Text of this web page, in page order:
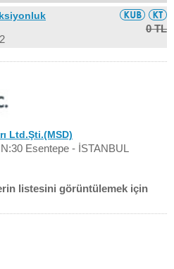
0 TL
Ltd.Şti.(MSD)
Esentepe - İSTANBUL
listesini görüntülemek için